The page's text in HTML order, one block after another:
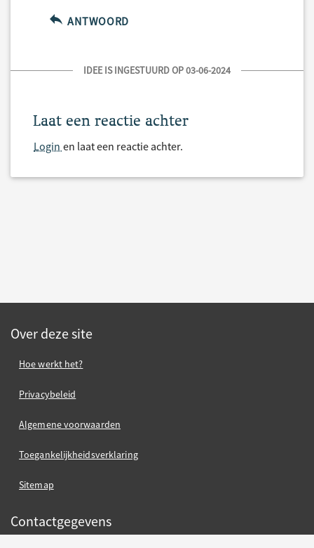
ANTWOORD
IDEE IS INGESTUURD OP 03-06-2024
Laat een reactie achter
Login en laat een reactie achter.
Over deze site
Hoe werkt het?
Privacybeleid
Algemene voorwaarden
Toegankelijkheidsverklaring
Sitemap
Contactgegevens